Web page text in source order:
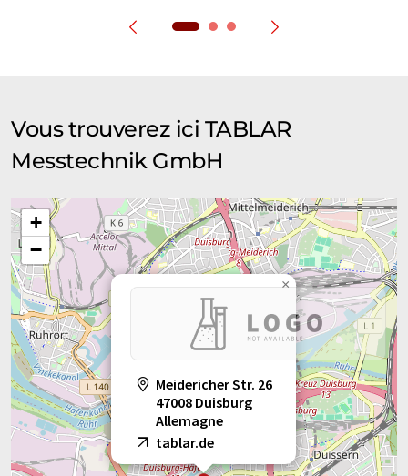
Vous trouverez ici TABLAR
Messtechnik GmbH
Meidericher Str. 26
47008 Duisburg
Allemagne
tablar.de
×
+
−